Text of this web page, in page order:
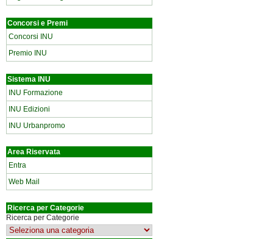
Concorsi e Premi
Concorsi INU
Premio INU
Sistema INU
INU Formazione
INU Edizioni
INU Urbanpromo
Area Riservata
Entra
Web Mail
Ricerca per Categorie
Ricerca per Categorie